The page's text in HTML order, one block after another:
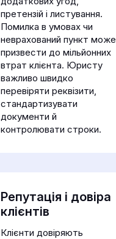
претензій і листування.
Помилка в умовах чи
неврахований пункт може
призвести до мільйонних
втрат клієнта. Юристу
важливо швидко
перевіряти реквізити,
стандартизувати
документи й
контролювати строки.
Репутація і довіра
клієнтів
Клієнти довіряють